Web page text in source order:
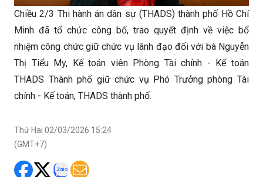
Chiều 2/3 Thi hành án dân sự (THADS) thành phố Hồ Chí
Minh đã tổ chức công bố, trao quyết định về việc bổ
nhiệm công chức giữ chức vụ lãnh đạo đối với bà Nguyễn
Thị Tiểu My, Kế toán viên Phòng Tài chính - Kế toán
THADS Thành phố giữ chức vụ Phó Trưởng phòng Tài
chính - Kế toán, THADS thành phố.
Thứ Hai 02/03/2026 15:24
(GMT+7)